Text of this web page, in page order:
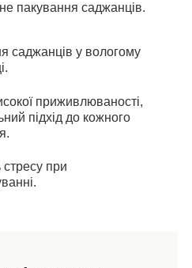
пакування саджанців.
саджанців у вологому
приживлюваності,
підхід до кожного
стресу при